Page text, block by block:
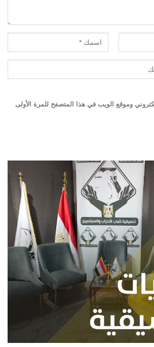
وموقع الويب في هذا المتصفح للمرة الأولى